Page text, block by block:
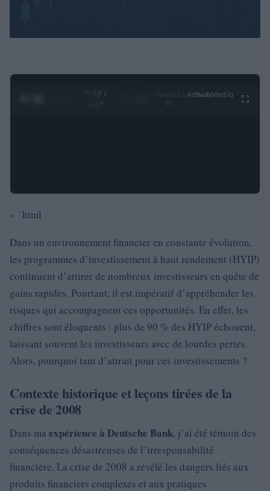
0:29 /
4:27
Ad hubMedia
« `html
Dans un environnement financier en constante évolution,
les programmes d’investissement à haut rendement (HYIP)
continuent d’attirer de nombreux investisseurs en quête de
gains rapides. Pourtant, il est impératif d’appréhender les
risques qui accompagnent ces opportunités. En effet, les
chiffres sont éloquents : plus de 90 % des HYIP échouent,
laissant souvent les investisseurs avec de lourdes pertes.
Alors, pourquoi tant d’attrait pour ces investissements ?
Contexte historique et leçons tirées de la
crise de 2008
Dans ma expérience à Deutsche Bank, j’ai été témoin des
conséquences désastreuses de l’irresponsabilité
financière. La crise de 2008 a révélé les dangers liés aux
produits financiers complexes et aux pratiques